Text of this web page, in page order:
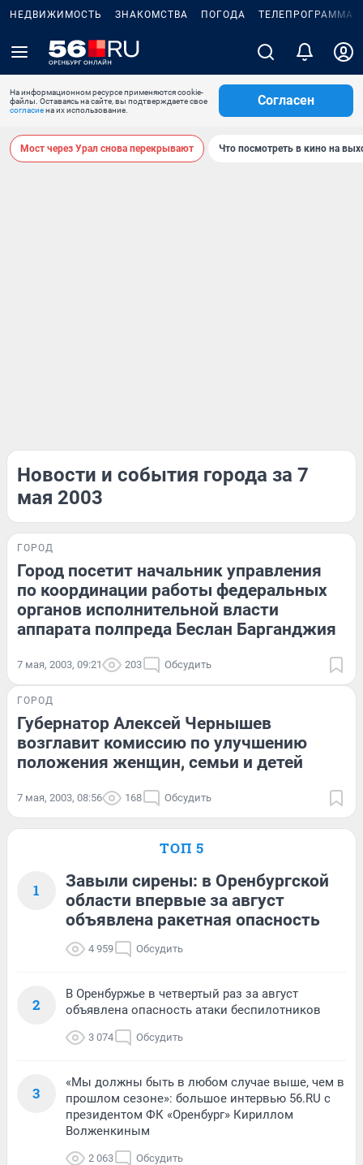
НЕДВИЖИМОСТЬ ЗНАКОМСТВА ПОГОДА ТЕЛЕПРОГРАММА
На информационном ресурсе применяются cookie-
файлы. Оставаясь на сайте, вы подтверждаете свое
согласиена их использование.
Согласен
Мост через Урал снова перекрывают Что посмотреть в кино на
Новости и события города за 7
мая 2003
ГОРОД
Город посетит начальник управления
по координации работы федеральных
органов исполнительной власти
аппарата полпреда Беслан Барганджия
7 мая, 2003, 09:21 203 Обсудить
ГОРОД
Губернатор Алексей Чернышев
возглавит комиссию по улучшению
положения женщин, семьи и детей
7 мая, 2003, 08:56 168 Обсудить
ТОП 5
1
Завыли сирены: в Оренбургской
области впервые за август
объявлена ракетная опасность
4 959 Обсудить
2
В Оренбуржье в четвертый раз за август
объявлена опасность атаки беспилотников
3 074 Обсудить
3
«Мы должны быть в любом случае выше, чем в
прошлом сезоне»: большое интервью 56.RU с
президентом ФК «Оренбург» Кириллом
Волженкиным
2 063 Обсудить